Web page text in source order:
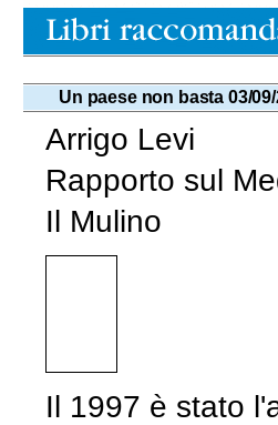
Un paese non basta 03/
Arrigo Levi
Rapporto sul
Il Mulino
Il 1997 è stato